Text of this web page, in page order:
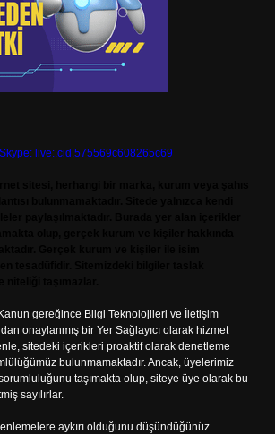
Skype: live:.cid.575569c608265c69
gereğince Bilgi Teknolojileri ve İletişim
onaylanmış bir Yer Sağlayıcı olarak hizmet
sitedeki içerikleri proaktif olarak denetleme
bulunmamaktadır. Ancak, üyelerimiz
taşımakta olup, siteye üye olarak bu
sayılırlar.
aykırı olduğunu düşündüğünüz